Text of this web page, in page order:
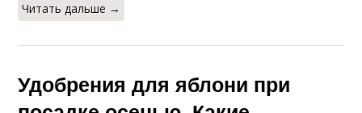
Читать дальше →
Удобрения для яблони при